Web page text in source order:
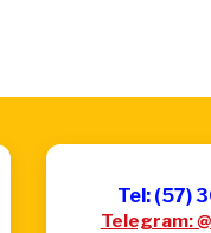
Tel: (57)
Telegram: